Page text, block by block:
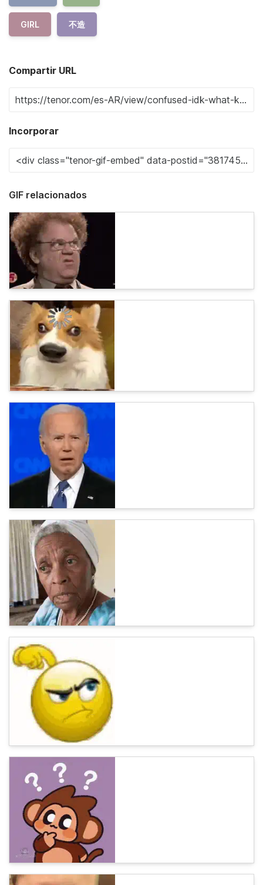
GIRL 不造
Compartir URL
Incorporar
GIF relacionados